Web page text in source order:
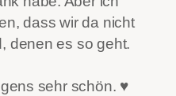
dass wir da nicht
denen es so geht.
sehr schön. ♥